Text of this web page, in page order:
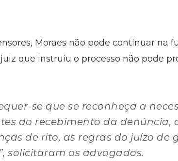
Moraes não pode continuar na
que instruiu o processo não pode
se que se reconheça a
do recebimento da denúncia,
de rito, as regras do juízo de
solicitaram os advogados.